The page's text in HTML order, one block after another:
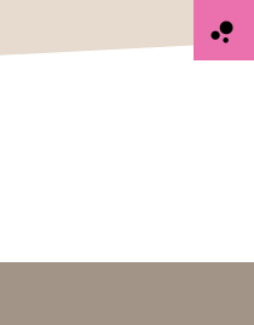
bubble_chart